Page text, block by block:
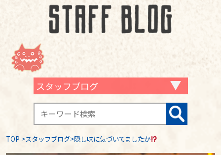
スタッフブログ
TOP >スタッフブログ>隠し味に気づいてましたか